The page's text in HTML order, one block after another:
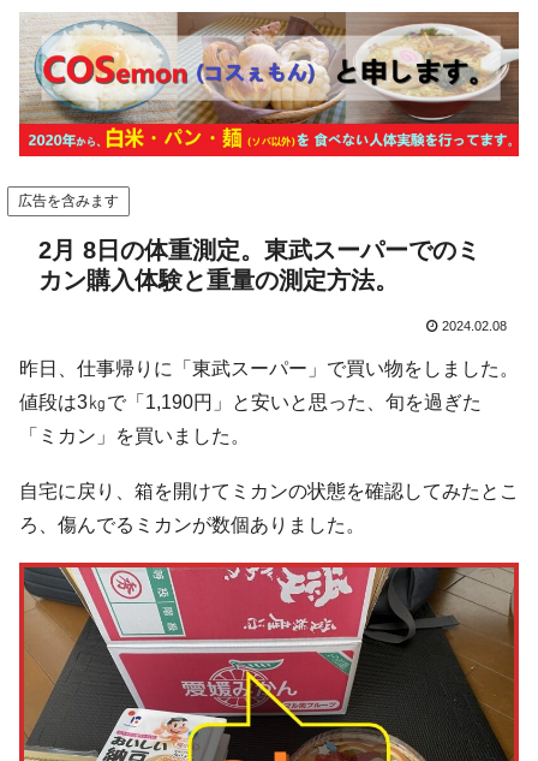
広告を含みます
2月 8日の体重測定。東武スーパーでのミ
カン購入体験と重量の測定方法。
2024.02.08
昨日、仕事帰りに「東武スーパー」で買い物をしました。
値段は3㎏で「1,190円」と安いと思った、旬を過ぎた
「ミカン」を買いました。
自宅に戻り、箱を開けてミカンの状態を確認してみたとこ
ろ、傷んでるミカンが数個ありました。